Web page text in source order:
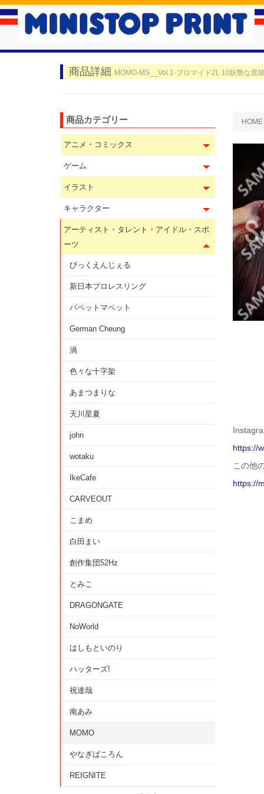
商品詳細 MOMO-MS__Vol.1-ブロマイド2L 10妖艶な黒
HOME
https://
この他
https://
商品カテゴリー
アニメ・コミックス
ゲーム
イラスト
キャラクター
アーティスト・タレント・アイドル・スポ
ーツ
びっくえんじぇる
新日本プロレスリング
パペットマペット
German Cheung
渦
色々な十字架
あまつまりな
天川星夏
john
wotaku
IkeCafe
CARVEOUT
こまめ
白田まい
創作集団52Hz
とみこ
DRAGONGATE
NoWorld
はしもといのり
ハッターズ!
祝達哉
南あみ
MOMO
やなぎばころん
REIGNITE